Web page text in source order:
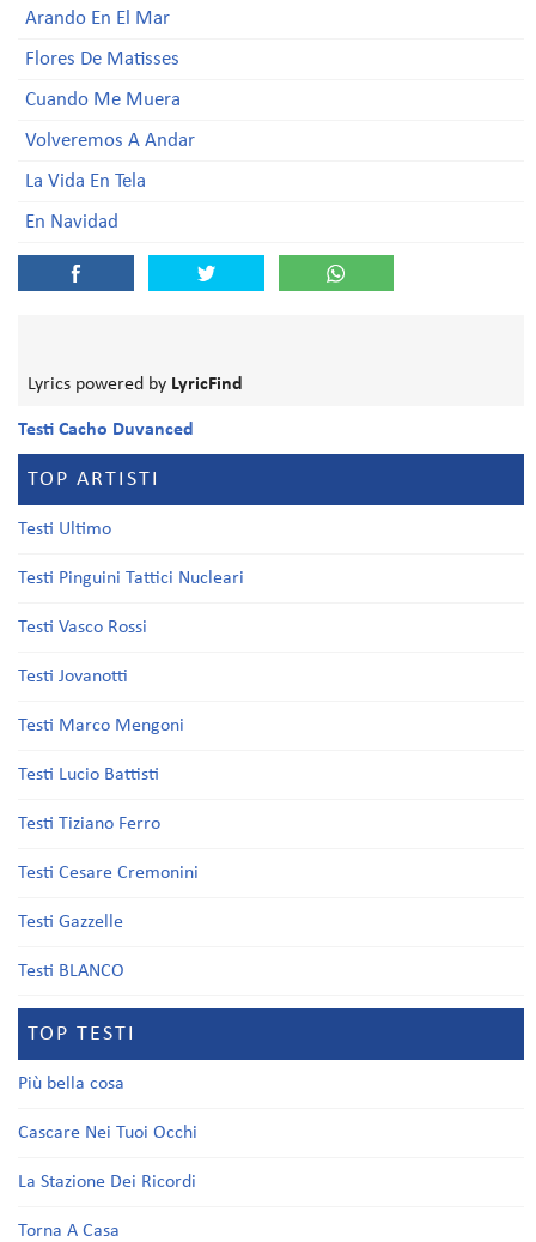
Arando En El Mar
Flores De Matisses
Cuando Me Muera
Volveremos A Andar
La Vida En Tela
En Navidad
Lyrics powered by LyricFind
Testi Cacho Duvanced
TOP ARTISTI
Testi Ultimo
Testi Pinguini Tattici Nucleari
Testi Vasco Rossi
Testi Jovanotti
Testi Marco Mengoni
Testi Lucio Battisti
Testi Tiziano Ferro
Testi Cesare Cremonini
Testi Gazzelle
Testi BLANCO
TOP TESTI
Più bella cosa
Cascare Nei Tuoi Occhi
La Stazione Dei Ricordi
Torna A Casa